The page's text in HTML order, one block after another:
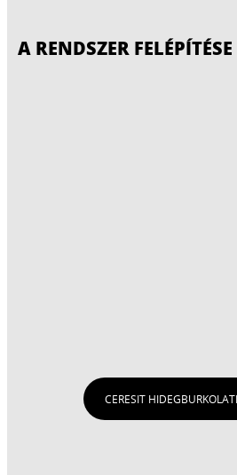
A RENDSZER FELÉPÍTÉSE
CERESIT